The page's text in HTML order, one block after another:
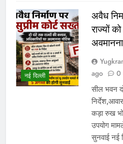
करियर
1 2 3 340